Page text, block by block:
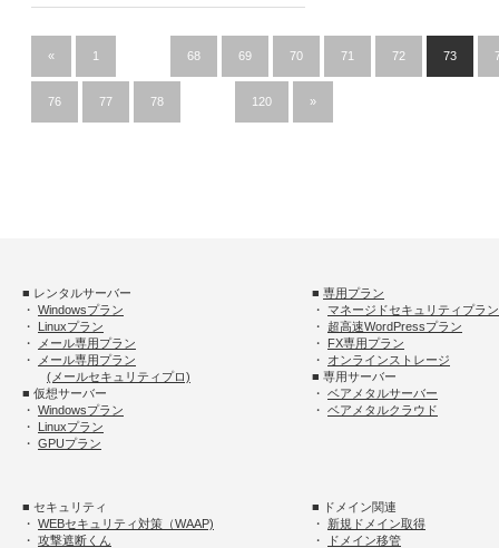
« 1 68 69 70 71 72 73
76 77 78 120 »
■ レンタルサーバー ■ 専用プラン
・ Windowsプラン ・ マネージドセキュリティプラン
・ Linuxプラン ・ 超高速WordPressプラン
・
メール専用プラン ・ FX専用プラン
・
メール専用プラン ・ オンラインストレージ
(メールセキュリティプロ)
■ 専用サーバー
■ 仮想サーバー
・ ベアメタルサーバー
・ Windowsプラン ・ ベアメタルクラウド
・ Linuxプラン
・ GPUプラン
■ セキュリティ
■ ドメイン関連
・ WEBセキュリティ対策（WAAP) ・ 新規ドメイン取得
・ 攻撃遮断くん ・
ドメイン移管